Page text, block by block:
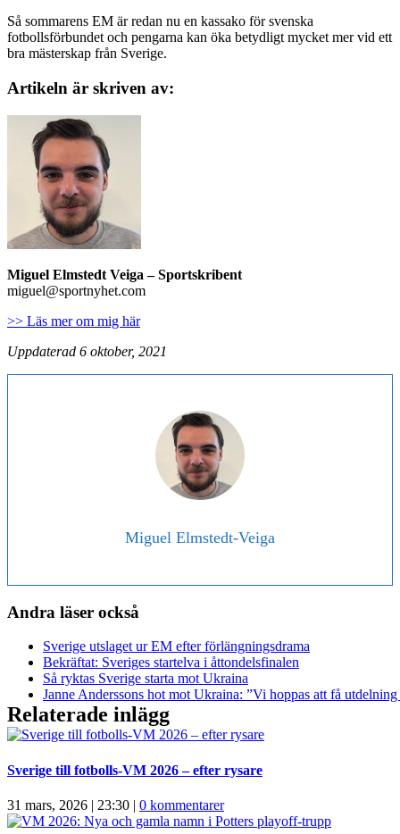
Så sommarens EM är redan nu en kassako för svenska
fotbollsförbundet och pengarna kan öka betydligt mycket mer vid ett
bra mästerskap från Sverige.
Artikeln är skriven av:
Miguel Elmstedt Veiga– Sportskribent
miguel@sportnyhet.com
>> Läs mer om mig här
Uppdaterad 6 oktober, 2021
Miguel Elmstedt-Veiga
Andra läser också
Sverige utslaget ur EM efter förlängningsdrama
Bekräftat: Sveriges startelva i åttondelsfinalen
Så ryktas Sverige starta mot Ukraina
Janne Anderssons hot mot Ukraina: ”Vi hoppas att få utdelning
Relaterade inlägg
Sverige till fotbolls-VM 2026 – efter rysare
31 mars, 2026 | 23:30 | 0 kommentarer